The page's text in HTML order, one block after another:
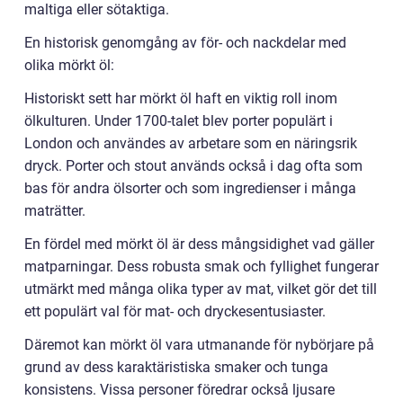
maltiga eller sötaktiga.
En historisk genomgång av för- och nackdelar med
olika mörkt öl:
Historiskt sett har mörkt öl haft en viktig roll inom
ölkulturen. Under 1700-talet blev porter populärt i
London och användes av arbetare som en näringsrik
dryck. Porter och stout används också i dag ofta som
bas för andra ölsorter och som ingredienser i många
maträtter.
En fördel med mörkt öl är dess mångsidighet vad gäller
matparningar. Dess robusta smak och fyllighet fungerar
utmärkt med många olika typer av mat, vilket gör det till
ett populärt val för mat- och dryckesentusiaster.
Däremot kan mörkt öl vara utmanande för nybörjare på
grund av dess karaktäristiska smaker och tunga
konsistens. Vissa personer föredrar också ljusare